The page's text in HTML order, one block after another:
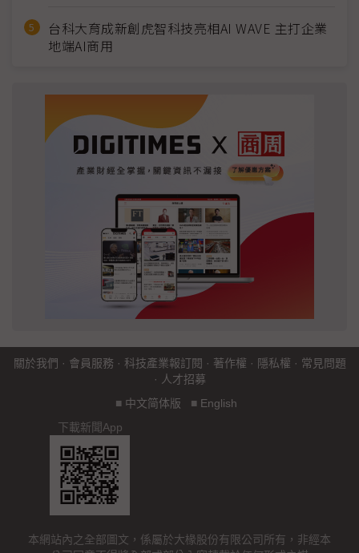
台科大育成新創虎智科技亮相AI WAVE 主打企業
地端AI商用
關於我們 · 會員服務 · 科技產業報訂閱 · 著作權 · 隱私權 · 常見問題
· 人才招募
■ 中文简体版 ■ English
下載新聞App
本網站內之全部圖文，係屬於大椽股份有限公司所有，非經本